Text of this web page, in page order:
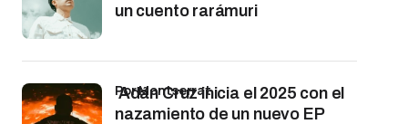
un cuento rarámuri
Adán Cruz inicia el 2025 con el
nazamiento de un nuevo EP
por Montserrat